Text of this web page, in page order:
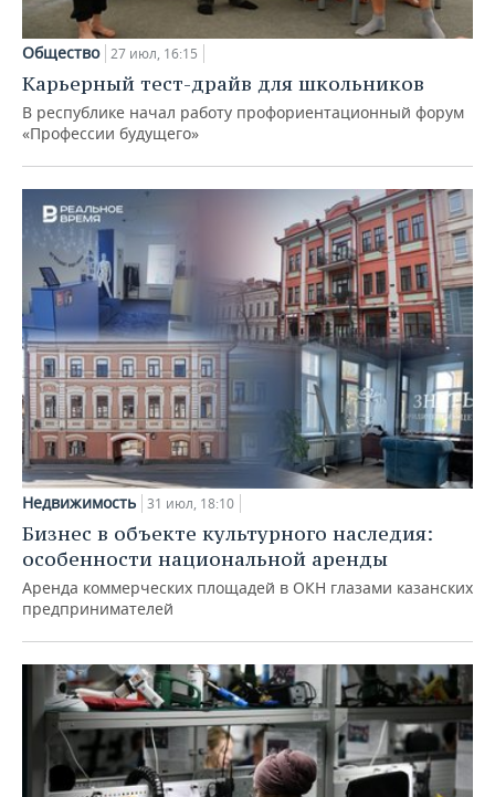
Общество 27 июл, 16:15
Карьерный тест-драйв для школьников
В республике начал работу профориентационный форум
«Профессии будущего»
Недвижимость 31 июл, 18:10
Бизнес в объекте культурного наследия:
особенности национальной аренды
Аренда коммерческих площадей в ОКН глазами казанских
предпринимателей